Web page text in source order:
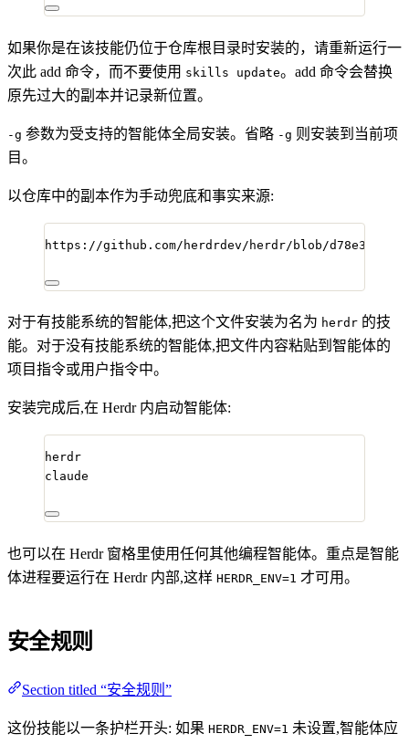
如果你是在该技能仍位于仓库根目录时安装的，请重新运行一
次此 add 命令，而不要使用 skills update。add 命令会替换
原先过大的副本并记录新位置。
-g 参数为受支持的智能体全局安装。省略 -g 则安装到当前项
目。
以仓库中的副本作为手动兜底和事实来源:
https://github.com/herdrdev/herdr/blob/
对于有技能系统的智能体,把这个文件安装为名为 herdr 的技
能。对于没有技能系统的智能体,把文件内容粘贴到智能体的
项目指令或用户指令中。
安装完成后,在 Herdr 内启动智能体:
herdr
claude
也可以在 Herdr 窗格里使用任何其他编程智能体。重点是智能
体进程要运行在 Herdr 内部,这样 HERDR_ENV=1 才可用。
安全规则
Section titled “安全规则”
这份技能以一条护栏开头: 如果 HERDR_ENV=1 未设置,智能体应